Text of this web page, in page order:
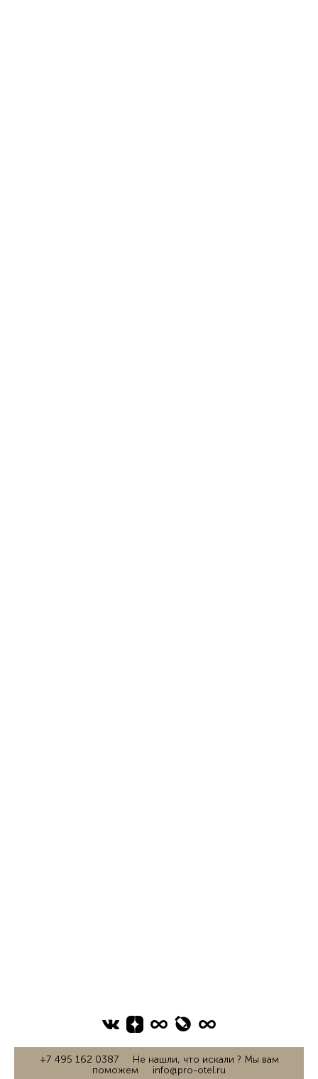
+7 495 162 0387 Не нашли, что искали ? Мы вам
поможем info@pro-otel.ru